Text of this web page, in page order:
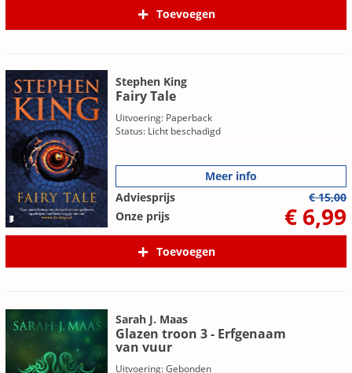
Toevoegen
Stephen King
Fairy Tale
Uitvoering: Paperback
Status: Licht beschadigd
Meer info
Adviesprijs
€ 15,00
Onze prijs
€ 6,99
Toevoegen
Sarah J. Maas
Glazen troon 3 - Erfgenaam
van vuur
Uitvoering: Gebonden